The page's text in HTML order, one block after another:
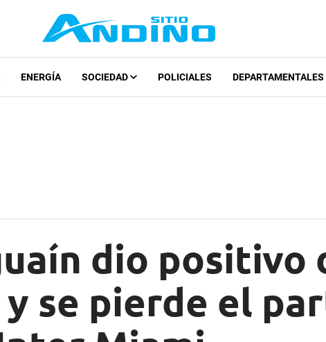
ENERGÍA SOCIEDAD POLICIALES DEPARTAMENTALES
dio positivo
se pierde el